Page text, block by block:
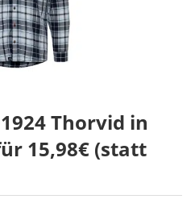
Thorvid in
15,98€ (statt